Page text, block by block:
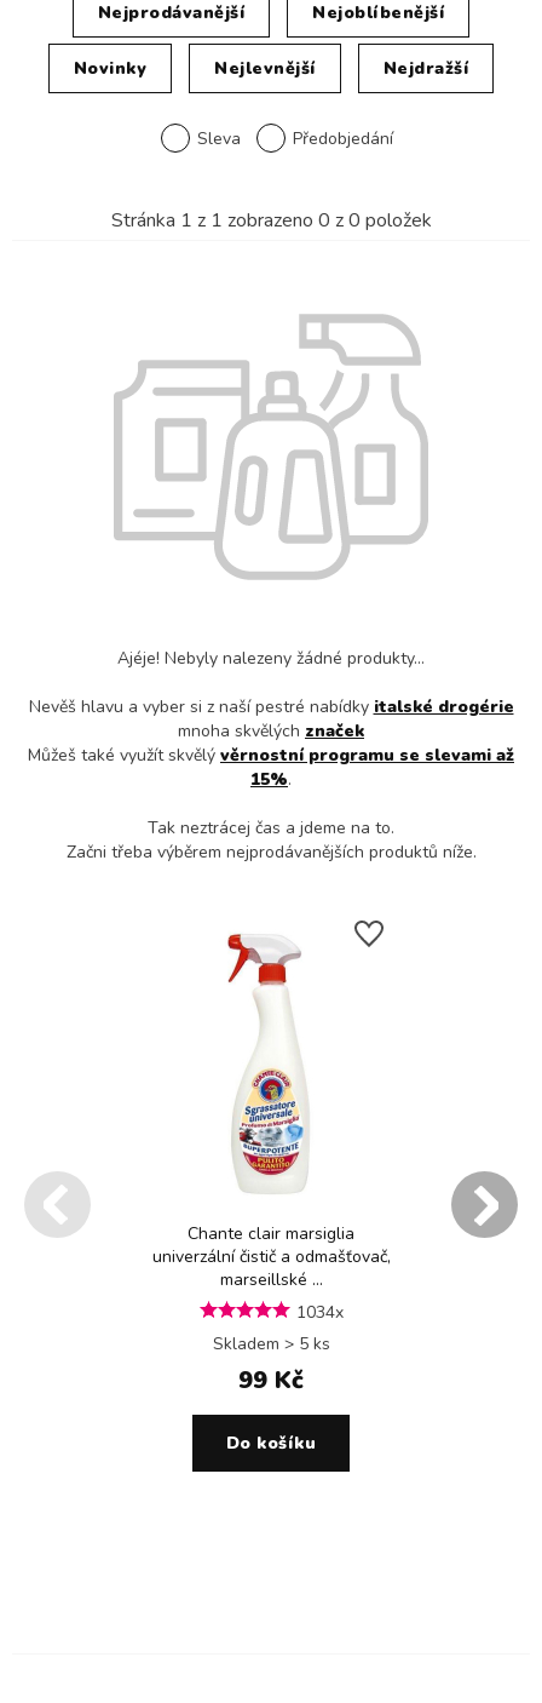
Nejprodávanější Nejoblíbenější
Novinky Nejlevnější Nejdražší
Sleva Předobjedání
Stránka 1 z 1 zobrazeno 0 z0 položek
Ajéje! Nebyly nalezeny žádné produkty...
Nevěš hlavu a vyber si z naší pestré nabídky italské drogérie
mnoha skvělých značek
Můžeš také využít skvělý věrnostní programu se slevami až
15%.
Tak neztrácej čas a jdeme na to.
Začni třeba výběrem nejprodávanějších produktů níže.
Chante clair marsiglia
univerzální čistič a odmašťovač,
marseillské ...
1034x
Skladem > 5 ks
99 Kč
Do košíku